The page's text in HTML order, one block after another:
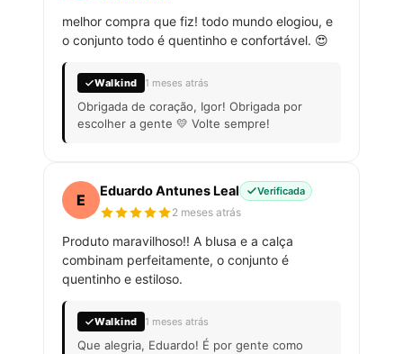
melhor compra que fiz! todo mundo elogiou, e
o conjunto todo é quentinho e confortável. 😍
Walkind 1 meses atrás
Obrigada de coração, Igor! Obrigada por
escolher a gente 💛 Volte sempre!
E
Eduardo Antunes Leal Verificada
2 meses atrás
Produto maravilhoso!! A blusa e a calça
combinam perfeitamente, o conjunto é
quentinho e estiloso.
Walkind 1 meses atrás
Que alegria, Eduardo! É por gente como